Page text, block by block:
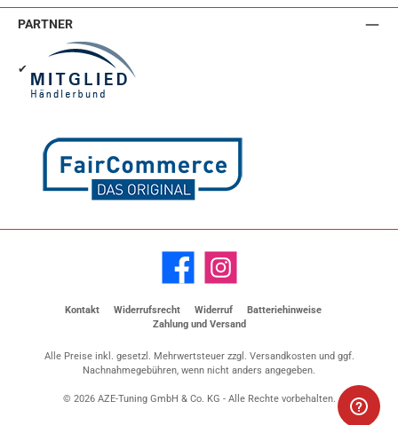
PARTNER
✔
Facebook Instagram
Kontakt Widerrufsrecht Widerruf
Batteriehinweise
Zahlung und Versand
Alle Preise inkl. gesetzl. Mehrwertsteuer zzgl. Versandkostenund ggf.
Nachnahmegebühren, wenn nicht anders angegeben.
© 2026 AZE-Tuning GmbH & Co. KG - Alle Rechte vorbehalten.